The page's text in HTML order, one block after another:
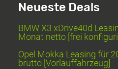
Neueste Deals
BMW X3 xDrive40d
Monat netto [frei
Opel Mokka Leasing für
brutto [Vorlauffahrzeug]